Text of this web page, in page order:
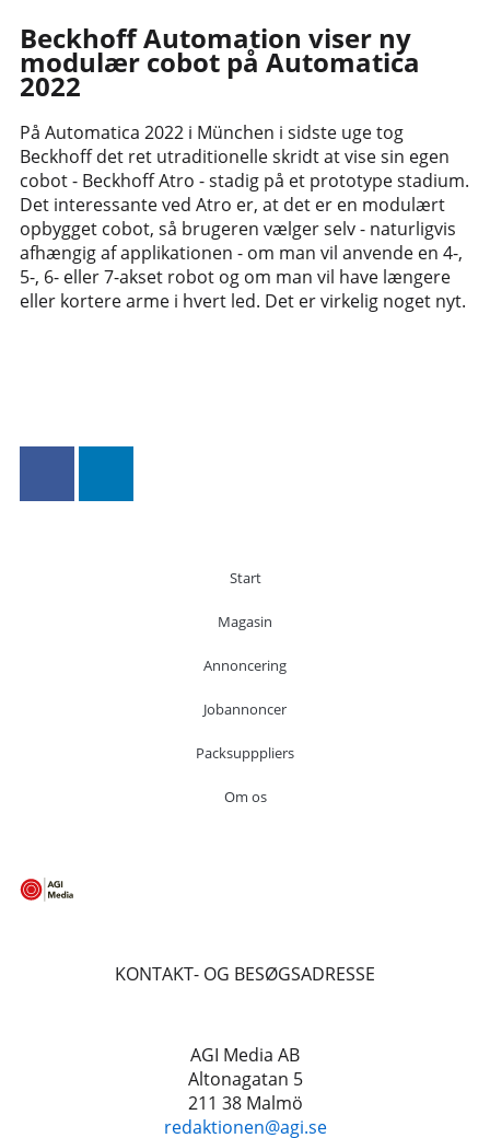
Beckhoff Automation viser ny
modulær cobot på Automatica
2022
På Automatica 2022 i München i sidste uge tog
Beckhoff det ret utraditionelle skridt at vise sin egen
cobot - Beckhoff Atro - stadig på et prototype stadium.
Det interessante ved Atro er, at det er en modulært
opbygget cobot, så brugeren vælger selv - naturligvis
afhængig af applikationen - om man vil anvende en 4-,
5-, 6- eller 7-akset robot og om man vil have længere
eller kortere arme i hvert led. Det er virkelig noget nyt.
Start
Magasin
Annoncering
Jobannoncer
Packsupppliers
Om os
KONTAKT- OG BESØGSADRESSE
AGI Media AB
Altonagatan 5
211 38 Malmö
redaktionen@agi.se